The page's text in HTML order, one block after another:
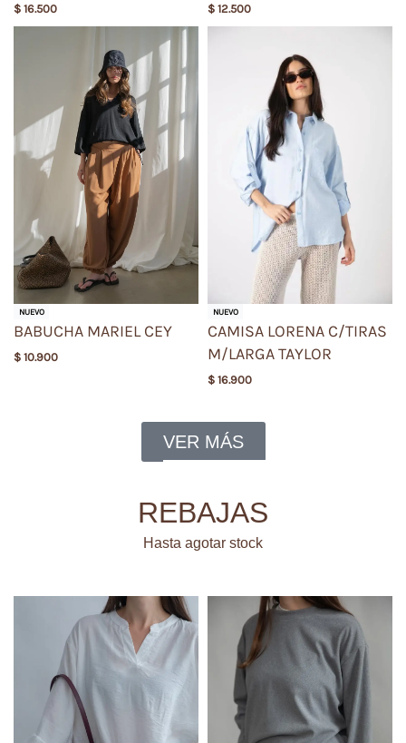
$ 16.500 $ 12.500
NUEVO
BABUCHA MARIEL CEY
$ 10.900
NUEVO
CAMISA LORENA C/TIRAS
M/LARGA TAYLOR
$ 16.900
VER MÁS
REBAJAS
Hasta agotar stock